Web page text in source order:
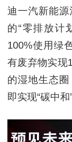
迪一汽新能
的“零排放计
100%使用绿
有废弃物实现
的湿地生态
即实现“碳中和